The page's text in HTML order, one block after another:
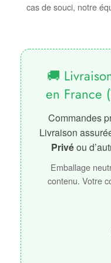
cas de souci, notre
🚚
en France
Commandes
Livraison
Privéou
Emballage
contenu. Votre